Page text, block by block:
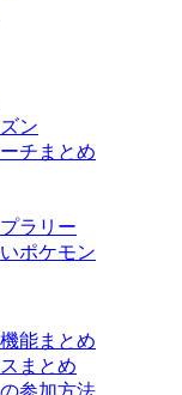
ン
チまとめ
ラリー
ポケモン
能まとめ
まとめ
参加方法